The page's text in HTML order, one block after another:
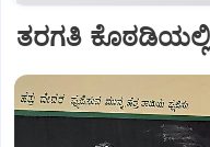
ತರಗತಿ